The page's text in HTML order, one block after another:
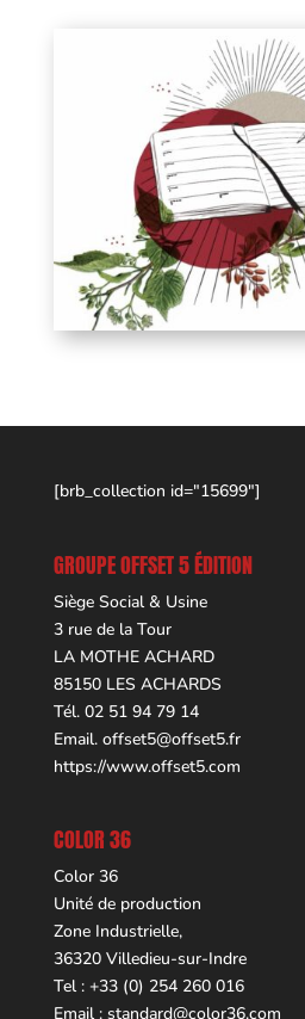
[brb_collection id="15699"]
GROUPE OFFSET 5 ÉDITION
Siège Social & Usine
3 rue de la Tour
LA MOTHE ACHARD
85150 LES ACHARDS
Tél. 02 51 94 79 14
Email. offset5@offset5.fr
https://www.offset5.com
COLOR 36
Color 36
Unité de production
Zone Industrielle,
36320 Villedieu-sur-Indre
Tel : +33 (0) 254 260 016
Email : standard@color36.com